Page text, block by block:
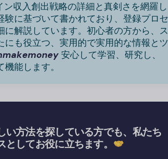
収入創出戦略の詳細と真剣さを網羅し
に基づいて書かれており、登録プロセ
解説しています。初心者の方から、ス
も役立つ、実用的で実用的な情報とツ
安心して学習、研究し、
能します。
方法を探している方でも、私たち
してお役に立ちます。